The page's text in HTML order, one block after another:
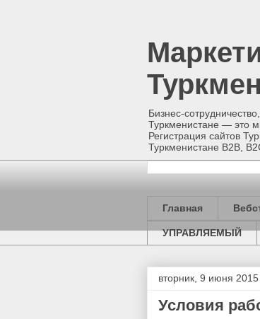
Бизнес-
Туркменистане — это
Регистрация сайтов
Туркменистане B2B,
Главная
УПРАВЛЯЕМЫЙ
вторник, 9 июня 2015
Условия